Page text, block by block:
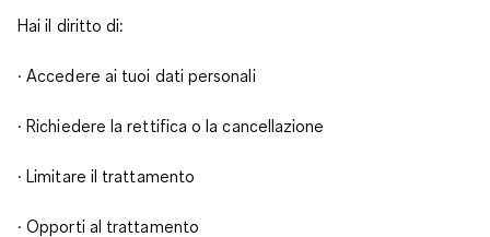
Hai il diritto di:
· Accedere ai tuoi dati personali
· Richiedere la rettifica o la cancellazione
· Limitare il trattamento
· Opporti al trattamento